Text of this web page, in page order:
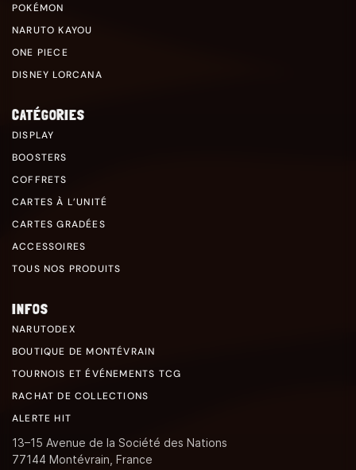
POKÉMON
NARUTO KAYOU
ONE PIECE
DISNEY LORCANA
CATÉGORIES
DISPLAY
BOOSTERS
COFFRETS
CARTES À L’UNITÉ
CARTES GRADÉES
ACCESSOIRES
TOUS NOS PRODUITS
INFOS
NARUTODEX
BOUTIQUE DE MONTÉVRAIN
TOURNOIS ET ÉVÉNEMENTS TCG
RACHAT DE COLLECTIONS
ALERTE HIT
13–15 Avenue de la Société des Nations
77144 Montévrain, France